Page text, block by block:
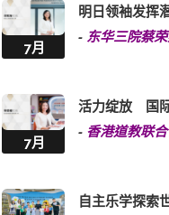
7月
明日领袖发挥
- 东华三院蔡
7月
活力绽放 国
- 香港道教联
自主乐学探索